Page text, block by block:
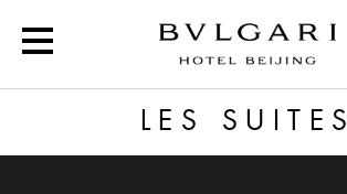
Les Suites
LES SUITES